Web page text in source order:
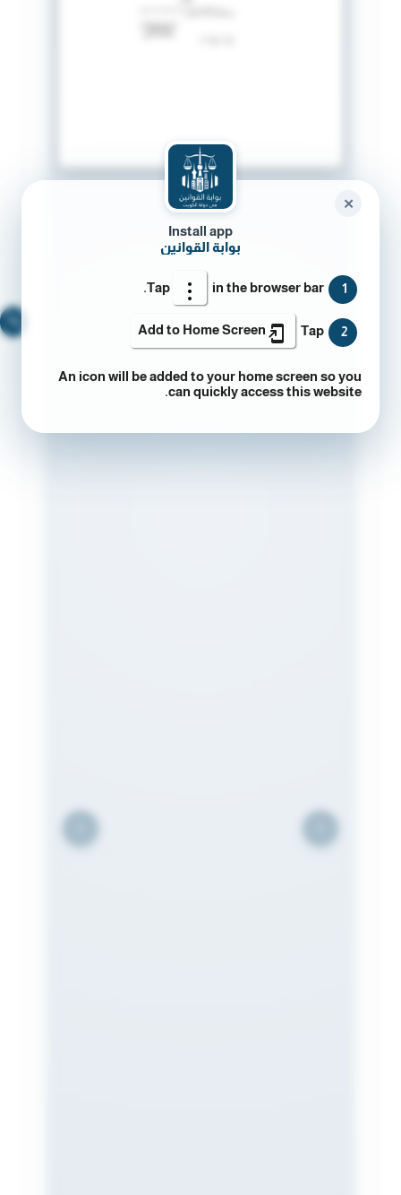
Install app
بوابة القوانين
1
Tap in the browser bar.
2
Tap
Add to Home Screen
An icon will be added to your home screen so you
can quickly access this website.
✕